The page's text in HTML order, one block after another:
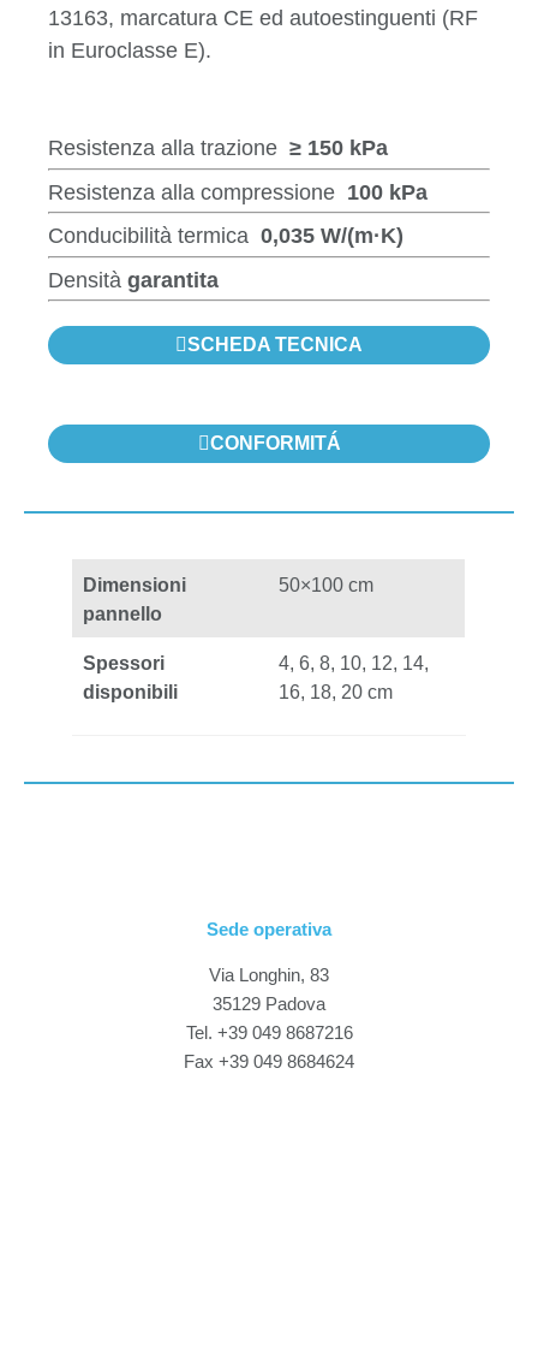
13163, marcatura CE ed autoestinguenti (RF
in Euroclasse E).
Resistenza alla trazione ≥ 150 kPa
Resistenza alla compressione 100 kPa
Conducibilità termica 0,035 W/(m·K)
Densità garantita
SCHEDA TECNICA
CONFORMITÁ
Dimensioni
pannello
50×100 cm
Spessori
disponibili
4, 6, 8, 10, 12, 14,
16, 18, 20 cm
Sede operativa
Via Longhin, 83
35129 Padova
Tel. +39 049 8687216
Fax +39 049 8684624